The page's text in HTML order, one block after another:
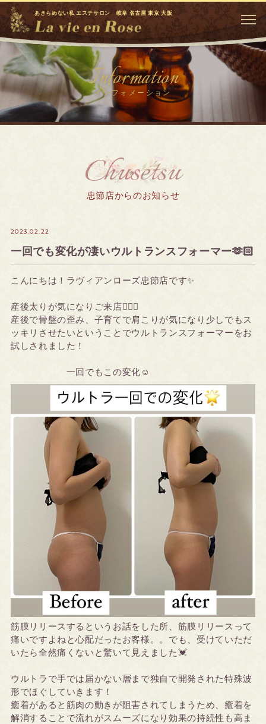
あきらめない私 エステサロン 岐阜 名古屋 東京 大阪
Information
インフォメーション
Chusetsu
忠節店からのお知らせ
2023.02.22
一回でも変化が凄いウルトランスフォーマー🫶🏻
こんにちは！ラヴィアンローズ忠節店です✨
産後太りが気になりご来店🙇🏻‍♀️
産後で骨盤の歪み、子育てで肩こりが気になり少しでもス
ッキリさせたいということでウルトランスフォーマーをお
試しされました！
一回でもこの変化☺️
筋膜リリースするというお話をした所、筋膜リリースって
痛いですよねと心配だったお客様。。でも、受けていただ
いたら全然痛くないと驚いて見えました💓
ウルトラで手では届かない層まで独自で開発された特殊波
形でほぐしていきます！
癒着があると筋肉の動きが阻害されてしまうため、癒着を
解消することで流れがスムーズになり効果の持続性も高ま